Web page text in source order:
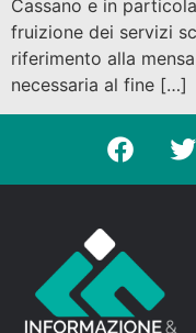
Cassano e in
fruizione dei servizi
riferimento alla
necessaria al fine […]